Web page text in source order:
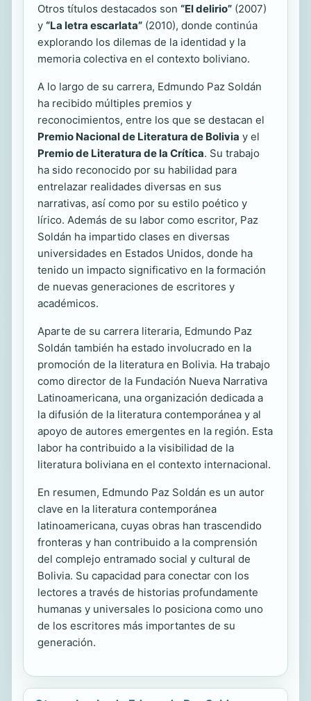
Otros títulos destacados son “El delirio” (2007)
y “La letra escarlata” (2010), donde continúa
explorando los dilemas de la identidad y la
memoria colectiva en el contexto boliviano.
A lo largo de su carrera, Edmundo Paz Soldán
ha recibido múltiples premios y
reconocimientos, entre los que se destacan el
Premio Nacional de Literatura de Bolivia y el
Premio de Literatura de la Crítica. Su trabajo
ha sido reconocido por su habilidad para
entrelazar realidades diversas en sus
narrativas, así como por su estilo poético y
lírico. Además de su labor como escritor, Paz
Soldán ha impartido clases en diversas
universidades en Estados Unidos, donde ha
tenido un impacto significativo en la formación
de nuevas generaciones de escritores y
académicos.
Aparte de su carrera literaria, Edmundo Paz
Soldán también ha estado involucrado en la
promoción de la literatura en Bolivia. Ha trabajo
como director de la Fundación Nueva Narrativa
Latinoamericana, una organización dedicada a
la difusión de la literatura contemporánea y al
apoyo de autores emergentes en la región. Esta
labor ha contribuido a la visibilidad de la
literatura boliviana en el contexto internacional.
En resumen, Edmundo Paz Soldán es un autor
clave en la literatura contemporánea
latinoamericana, cuyas obras han trascendido
fronteras y han contribuido a la comprensión
del complejo entramado social y cultural de
Bolivia. Su capacidad para conectar con los
lectores a través de historias profundamente
humanas y universales lo posiciona como uno
de los escritores más importantes de su
generación.